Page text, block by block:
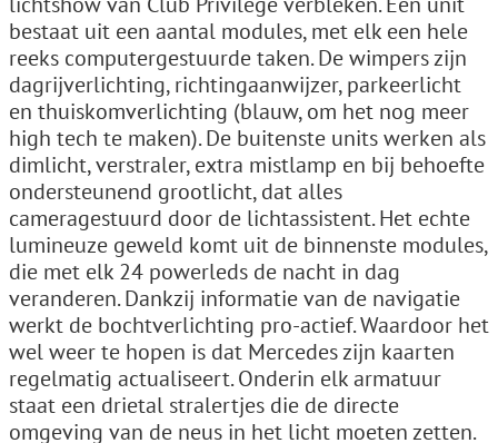
bestaat uit een aantal modules, met elk een hele
reeks computergestuurde taken. De wimpers zijn
dagrijverlichting, richtingaanwijzer, parkeerlicht
en thuiskomverlichting (blauw, om het nog meer
high tech te maken). De buitenste units werken als
dimlicht, verstraler, extra mistlamp en bij behoefte
ondersteunend grootlicht, dat alles
cameragestuurd door de lichtassistent. Het echte
lumineuze geweld komt uit de binnenste modules,
die met elk 24 powerleds de nacht in dag
veranderen. Dankzij informatie van de navigatie
werkt de bochtverlichting pro-actief. Waardoor het
wel weer te hopen is dat Mercedes zijn kaarten
regelmatig actualiseert. Onderin elk armatuur
staat een drietal stralertjes die de directe
omgeving van de neus in het licht moeten zetten.